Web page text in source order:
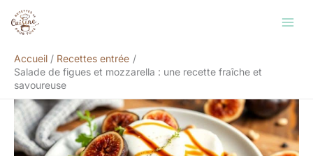
Accueil
Recettes entrée
Salade de figues et mozzarella : une recette fraîche et
savoureuse
Rechercher